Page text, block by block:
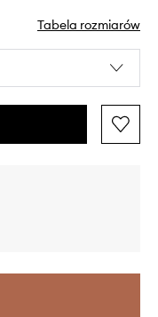
Tabela rozmiarów